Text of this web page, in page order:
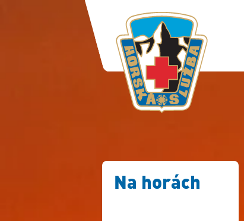
Na horách